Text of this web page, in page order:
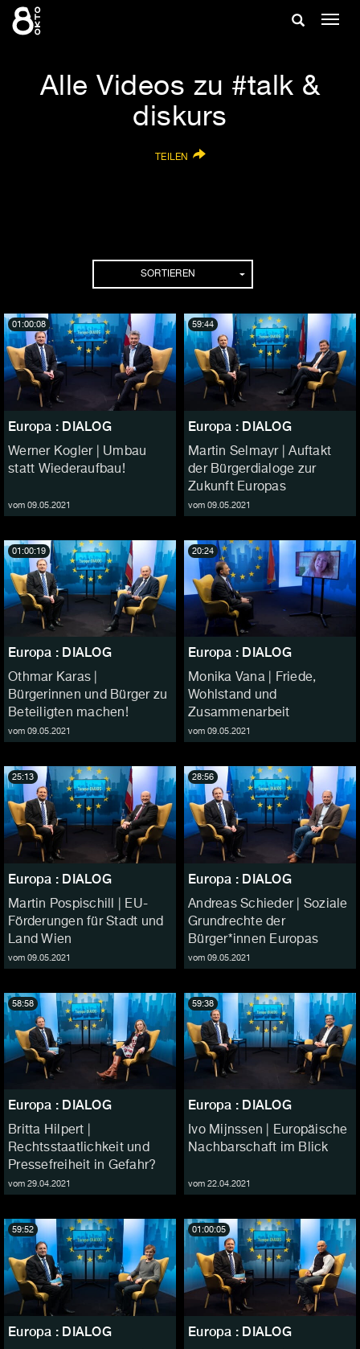
Zum
Inhalt
Suche
Alle Videos zu #talk &
diskurs
TEILEN
SORTIEREN
Europa : DIALOG
Werner Kogler | Umbau
statt Wiederaufbau!
vom 09.05.2021
01:00:08
Europa : DIALOG
Martin Selmayr | Auftakt
der Bürgerdialoge zur
Zukunft Europas
vom 09.05.2021
59:44
Europa : DIALOG
Othmar Karas |
Bürgerinnen und Bürger zu
Beteiligten machen!
vom 09.05.2021
01:00:19
Europa : DIALOG
Monika Vana | Friede,
Wohlstand und
Zusammenarbeit
vom 09.05.2021
20:24
Europa : DIALOG
Martin Pospischill | EU-
Förderungen für Stadt und
Land Wien
vom 09.05.2021
25:13
Europa : DIALOG
Andreas Schieder | Soziale
Grundrechte der
Bürger*innen Europas
vom 09.05.2021
28:56
Europa : DIALOG
Britta Hilpert |
Rechtsstaatlichkeit und
Pressefreiheit in Gefahr?
vom 29.04.2021
58:58
Europa : DIALOG
Ivo Mijnssen | Europäische
Nachbarschaft im Blick
vom 22.04.2021
59:38
Europa : DIALOG
59:52
Europa : DIALOG
01:00:05